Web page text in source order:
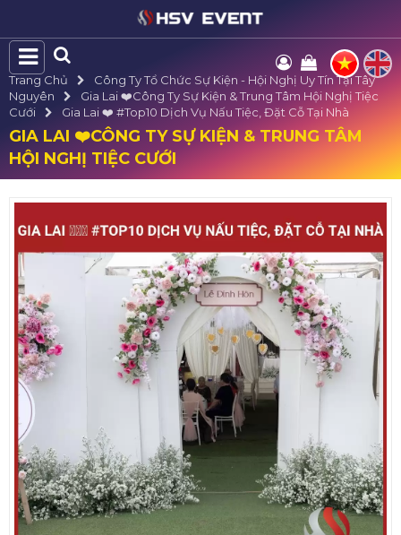
Trang Chủ
Công Ty Tổ Chức Sự Kiện - Hội Nghị Uy Tín Tại Tây
Nguyên
Gia Lai ❤️️Công Ty Sự Kiện & Trung Tâm Hội Nghị Tiệc
Cưới
Gia Lai ❤️️ #top10 Dịch Vụ Nấu Tiệc, Đặt Cỗ Tại Nhà
GIA LAI ❤️️CÔNG TY SỰ KIỆN & TRUNG TÂM
HỘI NGHỊ TIỆC CƯỚI